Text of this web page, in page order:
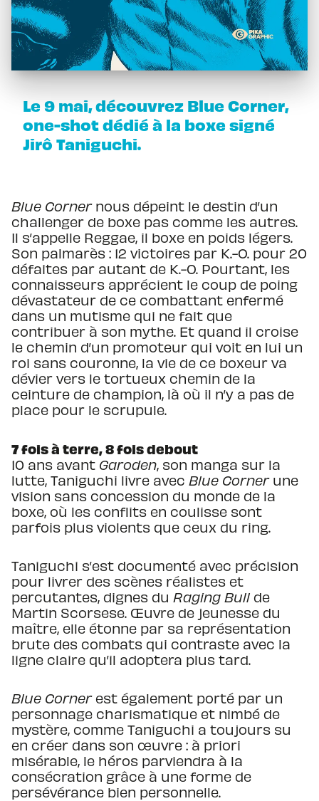
Le 9 mai, découvrez Blue Corner,
one-shot dédié à la boxe signé
Jirô Taniguchi.
Blue Cornernous dépeint le destin d’un
challenger de boxe pas comme les autres.
Il s’appelle Reggae, il boxe en poids légers.
Son palmarès : 12 victoires par K.-O. pour 20
défaites par autant de K.-O. Pourtant, les
connaisseurs apprécient le coup de poing
dévastateur de ce combattant enfermé
dans un mutisme qui ne fait que
contribuer à son mythe. Et quand il croise
le chemin d’un promoteur qui voit en lui un
roi sans couronne, la vie de ce boxeur va
dévier vers le tortueux chemin de la
ceinture de champion, là où il n’y a pas de
place pour le scrupule.
7 fois à terre, 8 fois debout
10 ans avant Garoden, son manga sur la
lutte, Taniguchi livre avec Blue Cornerune
vision sans concession du monde de la
boxe, où les conflits en coulisse sont
parfois plus violents que ceux du ring.
Taniguchi s’est documenté avec précision
pour livrer des scènes réalistes et
percutantes, dignes du Raging Bull de
Martin Scorsese. Œuvre de jeunesse du
maître, elle étonne par sa représentation
brute des combats qui contraste avec la
ligne claire qu’il adoptera plus tard.
Blue Cornerest également porté par un
personnage charismatique et nimbé de
mystère, comme Taniguchi a toujours su
en créer dans son œuvre : à priori
misérable, le héros parviendra à la
consécration grâce à une forme de
persévérance bien personnelle.